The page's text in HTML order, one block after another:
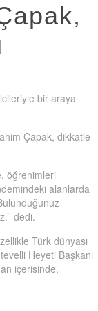
bir araya
Çapak, dikkatle
öğrenimleri
alanlarda
dedi.
Türk dünyası
Heyeti Başkanı
içerisinde,